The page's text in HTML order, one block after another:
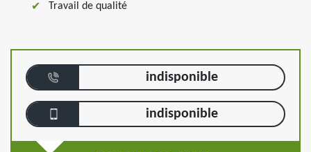
Travail de qualité
indisponible
indisponible